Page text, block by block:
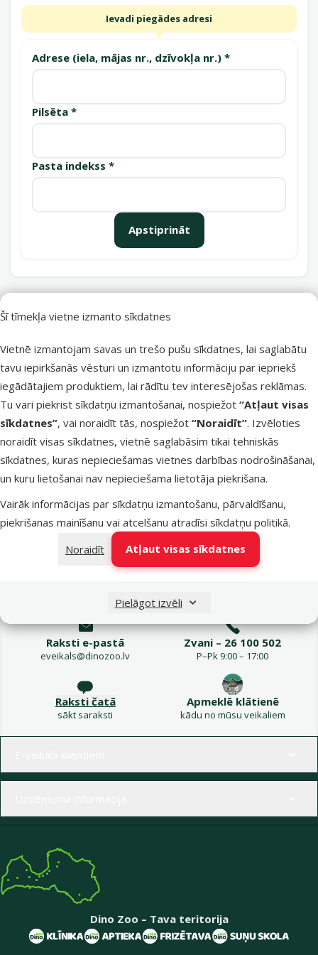
Šī tīmekļa vietne izmanto sīkdatnes
Vietnē izmantojam savas un trešo pušu sīkdatnes, lai saglabātu
tavu iepirkšanās vēsturi un izmantotu informāciju par iepriekš
iegādātajiem produktiem, lai rādītu tev interesējošas reklāmas.
Tu vari piekrist sīkdatņu izmantošanai, nospiežot “Atļaut visas
sīkdatnes”, vai noraidīt tās, nospiežot “Noraidīt”. Izvēloties
noraidīt visas sīkdatnes, vietnē saglabāsim tikai tehniskās
sīkdatnes, kuras nepieciešamas vietnes darbības nodrošināšanai,
un kuru lietošanai nav nepieciešama lietotāja piekrišana.
Vairāk informācijas par sīkdatņu izmantošanu, pārvaldīšanu,
piekrišanas mainīšanu vai atcelšanu atradīsi sīkdatņu politikā.
Noraidīt
Atļaut visas sīkdatnes
Pielāgot izvēli
Ievadi piegādes adresi
Adrese (iela, mājas nr., dzīvokļa nr.) *
Pilsēta *
Pasta indekss *
Apstiprināt
LATVIJAS PASTS nodaļas otrdien
OMNIVA pakomāti otrdien
DPD Pickup tīkls otrdien
Pievienot grozam
Raksti e-pastā
eveikals@dinozoo.lv
Zvani – 26 100 502
P–Pk 9:00 – 17:00
Raksti čatā
sākt saraksti
Apmeklē klātienē
kādu no mūsu veikaliem
Dino Zoo – Tava teritorija